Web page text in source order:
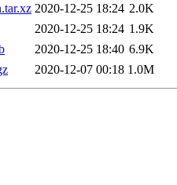
2020-12-25 18:24 2.0K
2020-12-25 18:24 1.9K
2020-12-25 18:40 6.9K
2020-12-07 00:18 1.0M